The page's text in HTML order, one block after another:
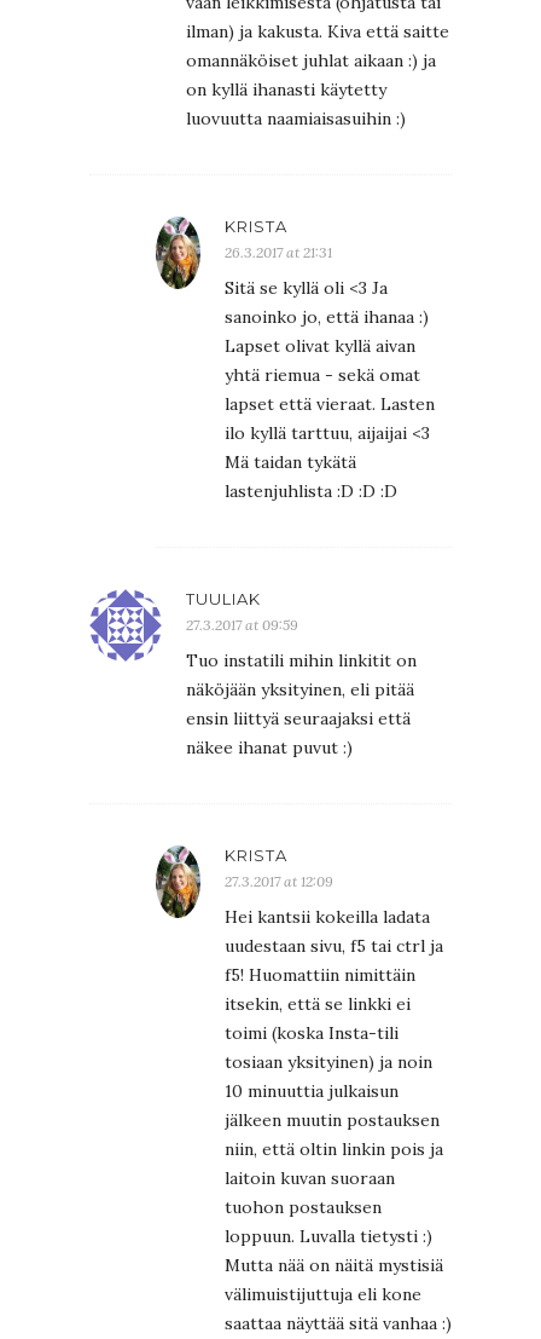
ilman) ja kakusta. Kiva että saitte
omannäköiset juhlat aikaan :) ja
on kyllä ihanasti käytetty
luovuutta naamiaisasuihin :)
KRISTA
26.3.2017 at 21:31
Sitä se kyllä oli <3 Ja
sanoinko jo, että ihanaa :)
Lapset olivat kyllä aivan
yhtä riemua - sekä omat
lapset että vieraat. Lasten
ilo kyllä tarttuu, aijaijai <3
Mä taidan tykätä
lastenjuhlista :D :D :D
TUULIAK
27.3.2017 at 09:59
Tuo instatili mihin linkitit on
näköjään yksityinen, eli pitää
ensin liittyä seuraajaksi että
näkee ihanat puvut :)
KRISTA
27.3.2017 at 12:09
Hei kantsii kokeilla ladata
uudestaan sivu, f5 tai ctrl ja
f5! Huomattiin nimittäin
itsekin, että se linkki ei
toimi (koska Insta-tili
tosiaan yksityinen) ja noin
10 minuuttia julkaisun
jälkeen muutin postauksen
niin, että oltin linkin pois ja
laitoin kuvan suoraan
tuohon postauksen
loppuun. Luvalla tietysti :)
Mutta nää on näitä mystisiä
välimuistijuttuja eli kone
saattaa näyttää sitä vanhaa :)